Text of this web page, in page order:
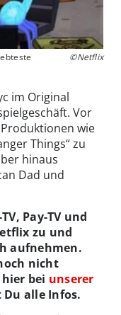
©Netflix
im Original
Vor
wie
Things“ zu
hinaus
Dad und
Pay-TV und
zu und
aufnehmen.
nicht
bei unserer
alle Infos.